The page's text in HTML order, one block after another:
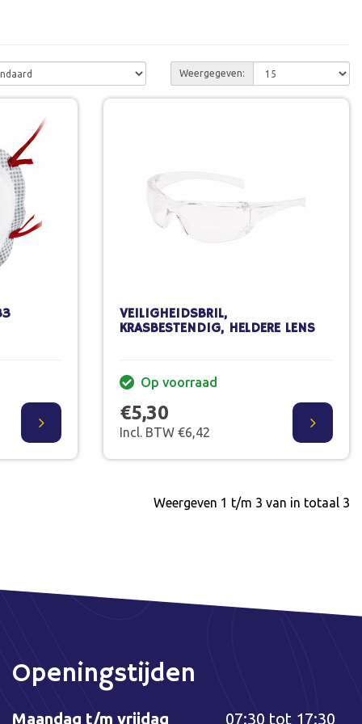
Weergegeven:
VEILIGHEIDSBRIL,
KRASBESTENDIG, HELDERE LENS
Op voorraad
€5,30
Incl. BTW €6,42
Weergeven 1 t/m 3 van in totaal 3
Openingstijden
Maandag t/m vrijdag 07:30 tot 17:30